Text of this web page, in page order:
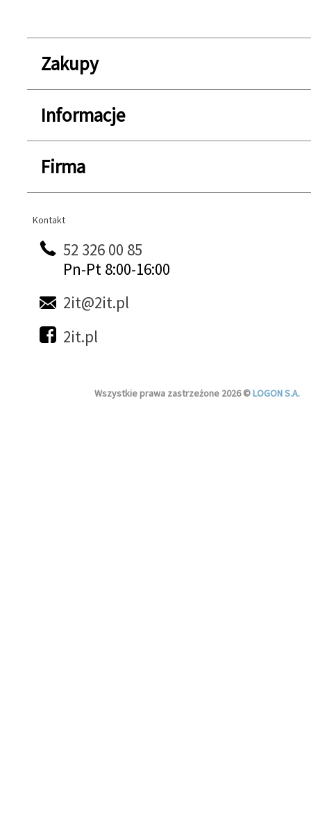
Zakupy
Informacje
Firma
Kontakt
Kontakt
52 326 00 85
Pn-Pt 8:00-16:00
2it@2it.pl
2it.pl
Wszystkie prawa zastrzeżone 2026 ©LOGON S.A.